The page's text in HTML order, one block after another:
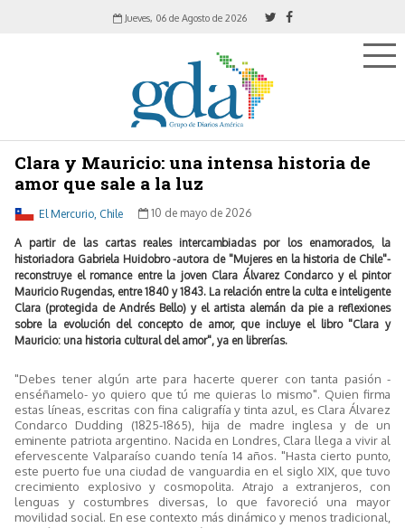
Jueves, 06 de Agosto de 2026
Clara y Mauricio: una intensa historia de
amor que sale a la luz
El Mercurio, Chile 10 de mayo de 2026
A partir de las cartas reales intercambiadas por los enamorados, la
historiadora Gabriela Huidobro -autora de "Mujeres en la historia de Chile"-
reconstruye el romance entre la joven Clara Álvarez Condarco y el pintor
Mauricio Rugendas, entre 1840 y 1843. La relación entre la culta e inteligente
Clara (protegida de Andrés Bello) y el artista alemán da pie a reflexiones
sobre la evolución del concepto de amor, que incluye el libro "Clara y
Mauricio: una historia cultural del amor", ya en librerías.
"Debes tener algún arte para hacerte querer con tanta pasión -
enséñamelo- yo quiero que tú me quieras lo mismo". Quien firma
estas líneas, escritas con fina caligrafía y tinta azul, es Clara Álvarez
Condarco Dudding (1825-1865), hija de madre inglesa y de un
eminente patriota argentino. Nacida en Londres, Clara llega a vivir al
efervescente Valparaíso cuando tenía 14 años. "Hasta cierto punto,
este puerto fue una ciudad de vanguardia en el siglo XIX, que tuvo
crecimiento explosivo y cosmopolita. Atrajo a extranjeros, con
lenguas y costumbres diversas, lo que favoreció una mayor
movilidad social. En ese contexto más dinámico y menos tradicional,